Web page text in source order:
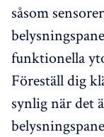
såsom
funktionella
Föreställ dig
synlig när det